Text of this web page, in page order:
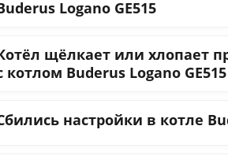
Logano GE515
щёлкает или хлопает
котлом Buderus Logano GE515
настройки в котле